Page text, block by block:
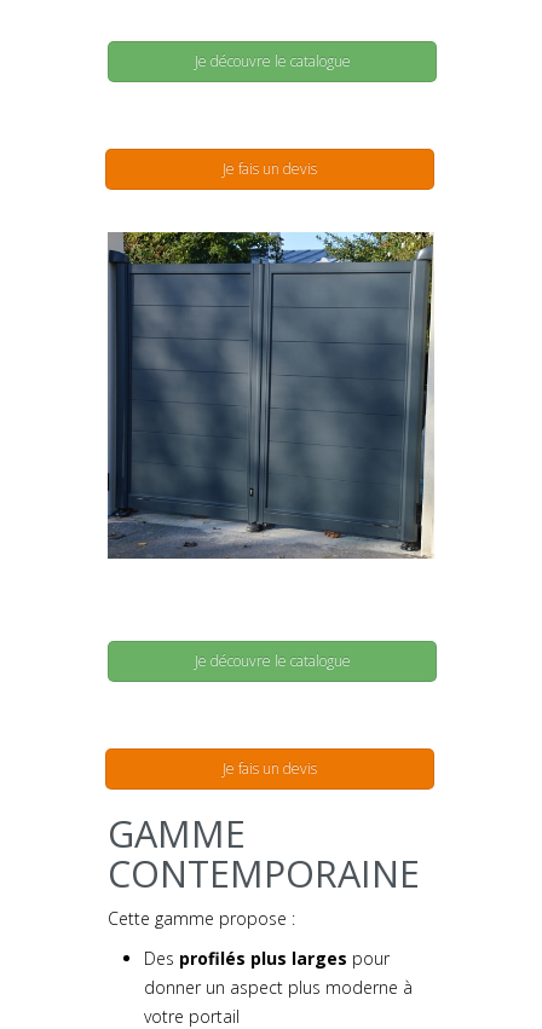
Je découvre le catalogue
Je fais un devis
Je découvre le catalogue
Je fais un devis
GAMME
CONTEMPORAINE
Cette gamme propose :
Des profilés plus larges pour
donner un aspect plus moderne à
votre portail